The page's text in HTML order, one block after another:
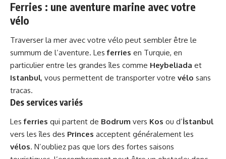
Ferries : une aventure marine avec votre
vélo
Traverser la mer avec votre vélo peut sembler être le
summum de l’aventure. Lesferries en Turquie, en
particulier entre les grandes îles comme Heybeliada et
Istanbul, vous permettent de transporter votre vélo sans
tracas.
Des services variés
Lesferries qui partent de Bodrum vers Kos ou d’İstanbul
vers les îles des Princes acceptent généralement les
vélos. N’oubliez pas que lors des fortes saisons